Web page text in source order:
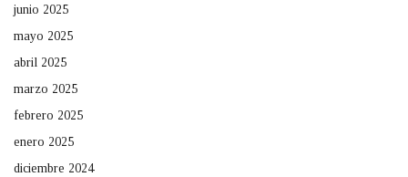
junio 2025
mayo 2025
abril 2025
marzo 2025
febrero 2025
enero 2025
diciembre 2024